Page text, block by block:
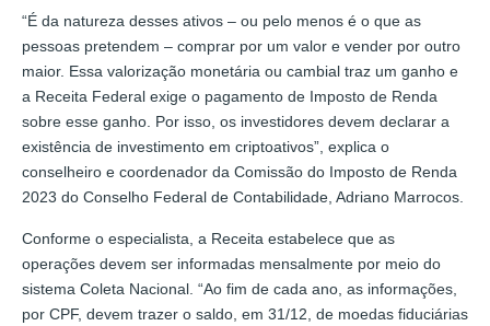
“É da natureza desses ativos – ou pelo menos é o que as
pessoas pretendem – comprar por um valor e vender por outro
maior. Essa valorização monetária ou cambial traz um ganho e
a Receita Federal exige o pagamento de Imposto de Renda
sobre esse ganho. Por isso, os investidores devem declarar a
existência de investimento em criptoativos”, explica o
conselheiro e coordenador da Comissão do Imposto de Renda
2023 do Conselho Federal de Contabilidade, Adriano Marrocos.
Conforme o especialista, a Receita estabelece que as
operações devem ser informadas mensalmente por meio do
sistema Coleta Nacional. “Ao fim de cada ano, as informações,
por CPF, devem trazer o saldo, em 31/12, de moedas fiduciárias